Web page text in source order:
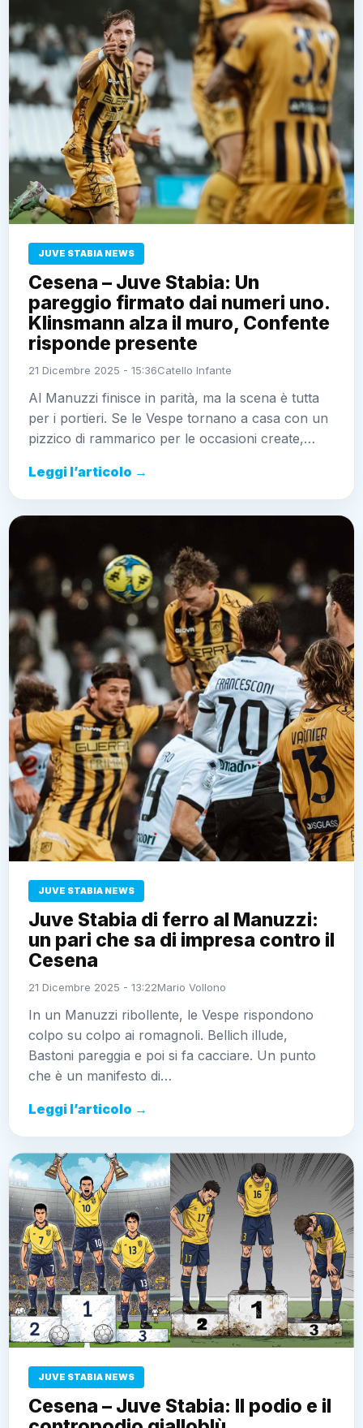
JUVE STABIA NEWS
Cesena – Juve Stabia: Un
pareggio firmato dai numeri uno.
Klinsmann alza il muro, Confente
risponde presente
21 Dicembre 2025 - 15:36Catello Infante
Al Manuzzi finisce in parità, ma la scena è tutta
per i portieri. Se le Vespe tornano a casa con un
pizzico di rammarico per le occasioni create,…
Leggi l’articolo →
JUVE STABIA NEWS
Juve Stabia di ferro al Manuzzi:
un pari che sa di impresa contro il
Cesena
21 Dicembre 2025 - 13:22Mario Vollono
In un Manuzzi ribollente, le Vespe rispondono
colpo su colpo ai romagnoli. Bellich illude,
Bastoni pareggia e poi si fa cacciare. Un punto
che è un manifesto di…
Leggi l’articolo →
JUVE STABIA NEWS
Cesena – Juve Stabia: Il podio e il